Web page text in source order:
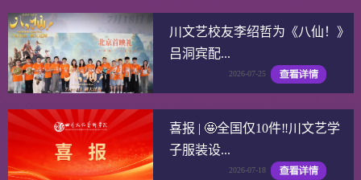
川文艺校友李绍哲为《八仙！》
吕洞宾配...
2026-07-25
喜报 | 🤩全国仅10件‼️川文艺学
子服装设...
2026-07-18